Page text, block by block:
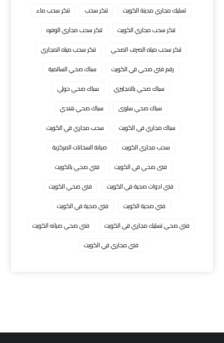
تسليك مجاري مدينة الكويت
تنكر سحب
تنكر سحب ماء
تنكر سحب مجاري الكويت
تنكر سحب مجاري الوفره
تنكر سحب مياه الصرف الصحي
تنكر سحب مياه المجاري
رقم فني صحي في الكويت
سباك صحي السالمية
سباك صحي بالانجليزي
سباك صحي حولي
سباك صحي سلوى
سباك صحي هندي
سباك مجاري في الكويت
سحب مجاري في الكويت
سحب مجاري الكويت
صيانة السخانات المركزية
فنى صحي في الكويت
فني صحي بالكويت
فني ادوات صحية في الكويت
فني صحي الكويت
فني صحية الكويت
فني صحية في الكويت
فني صحي تسليك مجاري في الكويت
فني صحي صيانه الكويت
فني مجاري في الكويت